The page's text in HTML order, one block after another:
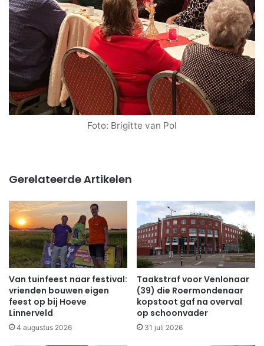
Foto: Brigitte van Pol
Gerelateerde Artikelen
Van tuinfeest naar festival:
vrienden bouwen eigen
feest op bij Hoeve
Linnerveld
4 augustus 2026
Taakstraf voor Venlonaar
(39) die Roermondenaar
kopstoot gaf na overval
op schoonvader
31 juli 2026